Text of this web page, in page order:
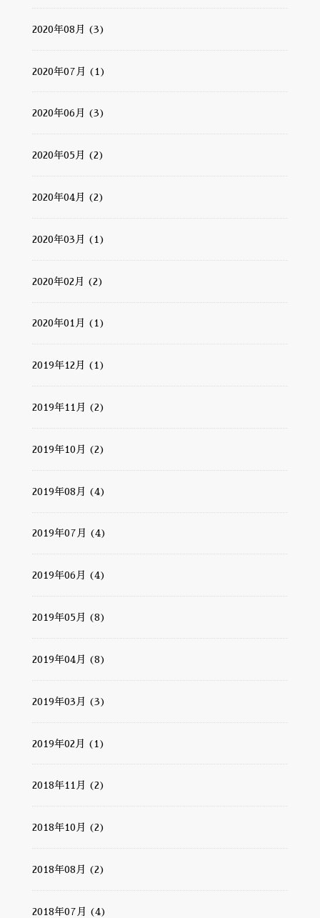
2020年08月 (3)
2020年07月 (1)
2020年06月 (3)
2020年05月 (2)
2020年04月 (2)
2020年03月 (1)
2020年02月 (2)
2020年01月 (1)
2019年12月 (1)
2019年11月 (2)
2019年10月 (2)
2019年08月 (4)
2019年07月 (4)
2019年06月 (4)
2019年05月 (8)
2019年04月 (8)
2019年03月 (3)
2019年02月 (1)
2018年11月 (2)
2018年10月 (2)
2018年08月 (2)
2018年07月 (4)